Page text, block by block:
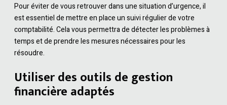
Pour éviter de vous retrouver dans une situation d’urgence, il
est essentiel de mettre en place un suivi régulier de votre
comptabilité. Cela vous permettra de détecter les problèmes à
temps et de prendre les mesures nécessaires pour les
résoudre.
Utiliser des outils de gestion
financière adaptés